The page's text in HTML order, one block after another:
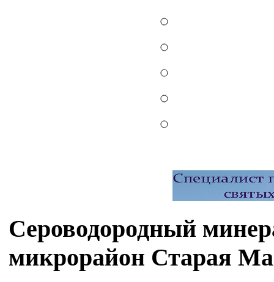
Сероводородный
микрорайон Старая